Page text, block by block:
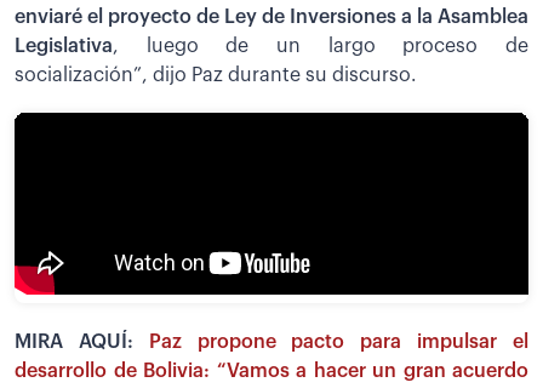
enviaré el proyecto de Ley de Inversiones a la Asamblea
Legislativa, luego de un largo proceso de
socialización”, dijo Paz durante su discurso.
MIRA AQUÍ:
Paz propone pacto para impulsar el
desarrollo de Bolivia: “Vamos a hacer un gran acuerdo